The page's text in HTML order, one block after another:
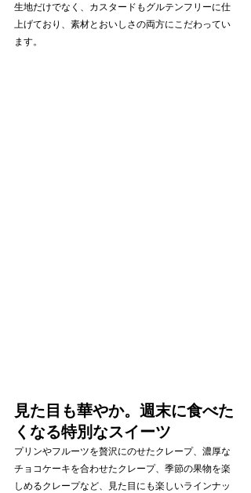
生地だけでなく、カスタードもグルテンフリーに仕
上げており、素材とおいしさの両方にこだわってい
ます。
見た目も華やか。週末に食べた
くなる特別なスイーツ
プリンやフルーツを贅沢にのせたクレープ、濃厚な
チョコケーキを合わせたクレープ、季節の果物を楽
しめるクレープなど、見た目にも楽しいラインナッ